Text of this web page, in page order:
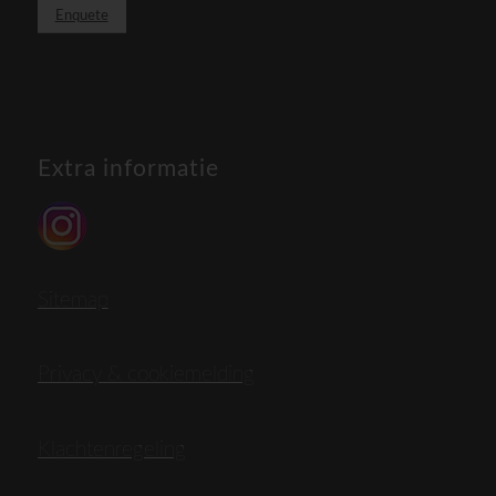
Enquete
Extra informatie
Privacy & cookiemelding
Klachtenregeling